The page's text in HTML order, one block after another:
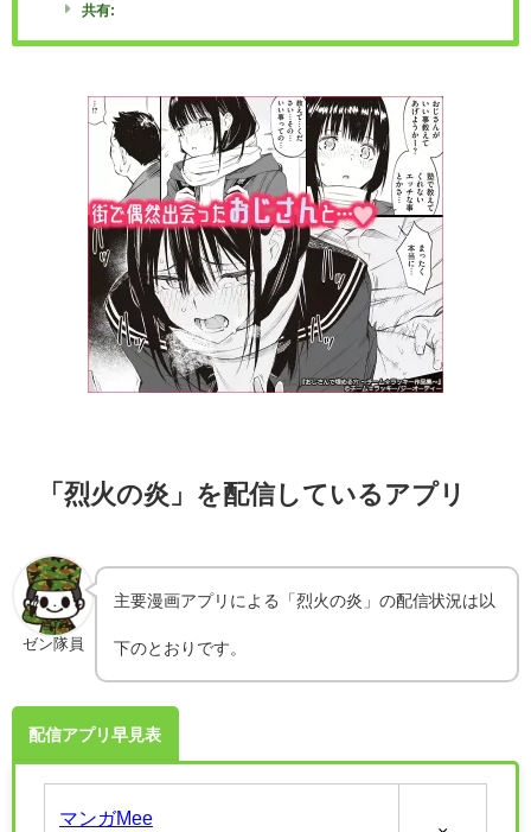
共有:
「烈火の炎」を配信しているアプリ
ゼン隊員
主要漫画アプリによる「烈火の炎」の配信状況は以
下のとおりです。
配信アプリ早見表
マンガMee